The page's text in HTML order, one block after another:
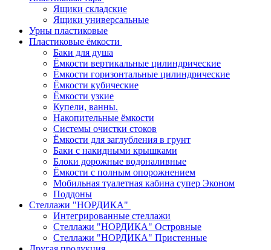
Ящики складские
Ящики универсальные
Урны пластиковые
Пластиковые ёмкости
Баки для душа
Ёмкости вертикальные цилиндрические
Ёмкости горизонтальные цилиндрические
Ёмкости кубические
Ёмкости узкие
Купели, ванны.
Накопительные ёмкости
Системы очистки стоков
Ёмкости для заглубления в грунт
Баки с накидными крышками
Блоки дорожные водоналивные
Ёмкости с полным опорожнением
Мобильная туалетная кабина супер Эконом
Поддоны
Стеллажи "НОРДИКА"
Интегрированные стеллажи
Стеллажи "НОРДИКА" Островные
Стеллажи "НОРДИКА" Пристенные